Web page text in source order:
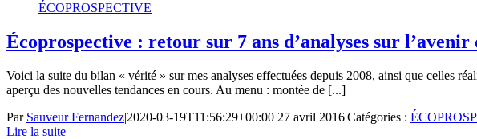
ÉCOPROSPECTIVE
Écoprospective : retour sur 7 ans d’analyses sur l’avenir
Voici la suite du bilan « vérité » sur mes analyses effectuées depuis 2008, ainsi que celles
aperçu des nouvelles tendances en cours. Au menu : montée de [...]
Par Sauveur Fernandez|2020-03-19T11:56:29+00:00 27 avril 2016|Catégories :
Lire la suite